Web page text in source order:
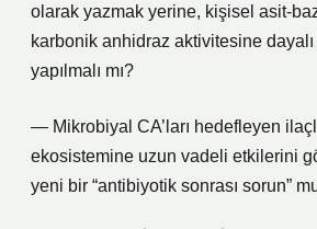
olarak yazmak yerine, kişisel asit-
karbonik anhidraz aktivitesine
yapılmalı mı?
— Mikrobiyal CA’ları hedefleyen
ekosistemine uzun vadeli etkilerini
yeni bir “antibiyotik sonrası sorun”